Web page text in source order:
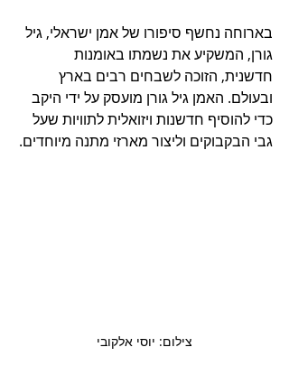
בארוחה נחשף סיפורו של אמן ישראלי, גיל
גורן, המשקיע את נשמתו באומנות
חדשנית, הזוכה לשבחים רבים בארץ
ובעולם. האמן גיל גורן מועסק על ידי היקב
כדי להוסיף חדשנות ויזואלית לתוויות שעל
גבי הבקבוקים וליצור מארזי מתנה מיוחדים.
צילום: יוסי אלקובי